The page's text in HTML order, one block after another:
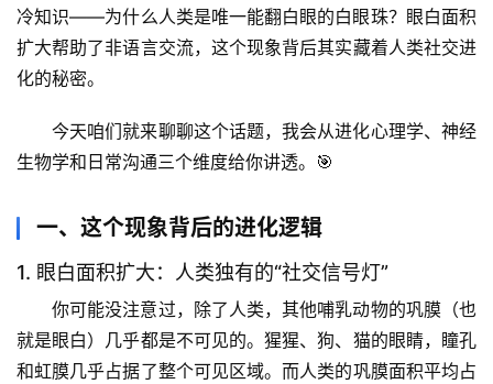
冷知识——为什么人类是唯一能翻白眼的白眼珠？眼白面积
扩大帮助了非语言交流，这个现象背后其实藏着人类社交进
化的秘密。
今天咱们就来聊聊这个话题，我会从进化心理学、神经
生物学和日常沟通三个维度给你讲透。🎯
一、这个现象背后的进化逻辑
1. 眼白面积扩大：人类独有的“社交信号灯”
你可能没注意过，除了人类，其他哺乳动物的巩膜（也
就是眼白）几乎都是不可见的。猩猩、狗、猫的眼睛，瞳孔
和虹膜几乎占据了整个可见区域。而人类的巩膜面积平均占